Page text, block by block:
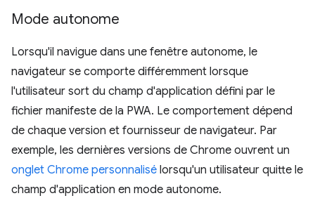
Mode autonome
Lorsqu'il navigue dans une fenêtre autonome, le
navigateur se comporte différemment lorsque
l'utilisateur sort du champ d'application défini par le
fichier manifeste de la PWA. Le comportement dépend
de chaque version et fournisseur de navigateur. Par
exemple, les dernières versions de Chrome ouvrent un
onglet Chrome personnalisé lorsqu'un utilisateur quitte le
champ d'application en mode autonome.